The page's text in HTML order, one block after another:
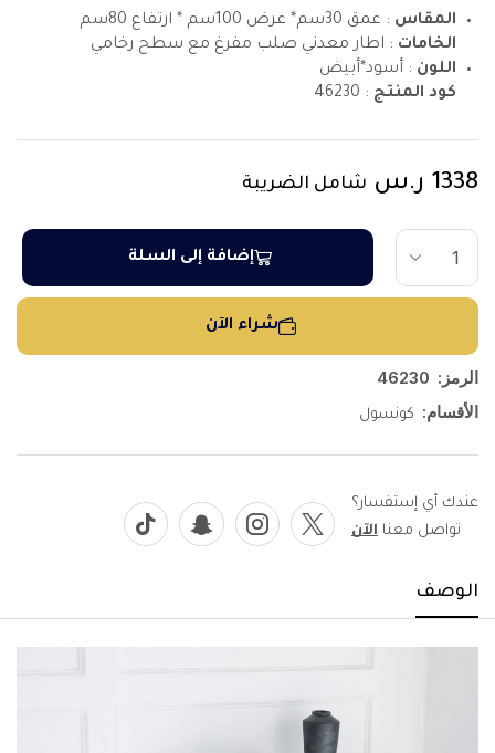
المقاس : عمق 30سم* عرض 100سم * ارتفاع 80سم
الخامات : اطار معدني صلب مفرغ مع سطح رخامي
اللون : أسود*أبيض
كود المنتج :
46230
1338 ر.س شامل الضريبة
إضافة إلى السلة
شراء الآن
الرمز: 46230
الأقسام: كونسول
عندك أي إستفسار؟
تواصل معنا الآن
الوصف